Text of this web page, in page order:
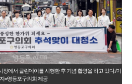
에서 클린데이를 시행한 후 기념 촬영을 하고 있다./이
=영등포구의회 제공